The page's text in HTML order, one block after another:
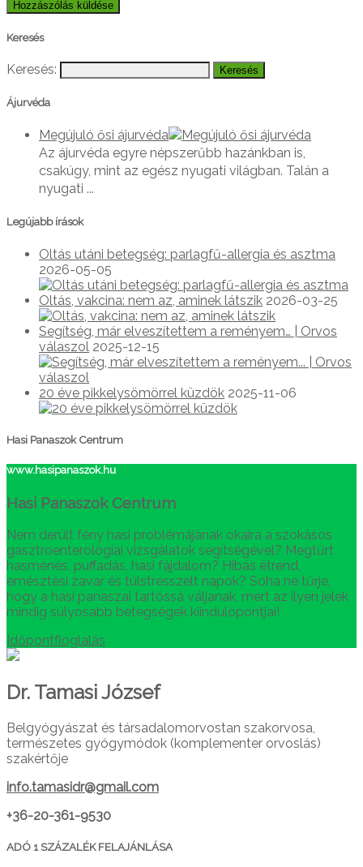
Keresés
Keresés:
Ájurvéda
Megújuló ősi ájurvéda
Az ájurvéda egyre népszerűbb hazánkban is,
csakúgy, mint az egész nyugati világban. Talán a
nyugati ...
Legújabb írások
Oltás utáni betegség: parlagfű-allergia és asztma
2026-05-05
Oltás, vakcina: nem az, aminek látszik 2026-03-25
Segítség, már elveszítettem a reményem… | Orvos
válaszol 2025-12-15
20 éve pikkelysömörrel küzdök 2025-11-06
Hasi Panaszok Centrum
www.hasipanaszok.hu
Hasi Panaszok Centrum
Nem derült fény hasi problémájának okaira a szokásos
gasztroenterológiai vizsgálatok segítségével? Megtűrt
hasmenés, puffadás, hasi fájdalom? Hibás étrend,
emésztési zavar és túlstresszelt napok? Soha ne tűrje,
hogy a hasi panaszai tartóssá váljanak, mert az ilyen jelek
mindig súlyosabb betegségek kiindulópontjai!
Időpontfloglalás
Dr. Tamasi József
Belgyógyászat és társadalomorvostan szakorvosa,
természetes gyógymódok (komplementer orvoslás)
szakértője
info.tamasidr@gmail.com
+36-20-361-9530
ADÓ 1 SZÁZALÉK FELAJÁNLÁSA